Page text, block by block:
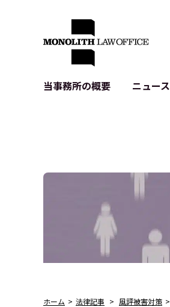
当事務所の概要 ニュース
ホーム > 法律記事 > 風評被害対策 >